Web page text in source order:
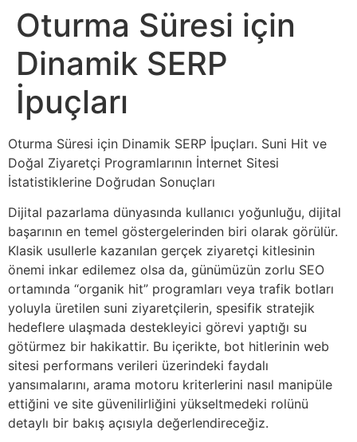
Oturma Süresi için
Dinamik SERP
İpuçları
Oturma Süresi için Dinamik SERP İpuçları. Suni Hit ve
Doğal Ziyaretçi Programlarının İnternet Sitesi
İstatistiklerine Doğrudan Sonuçları
Dijital pazarlama dünyasında kullanıcı yoğunluğu, dijital
başarının en temel göstergelerinden biri olarak görülür.
Klasik usullerle kazanılan gerçek ziyaretçi kitlesinin
önemi inkar edilemez olsa da, günümüzün zorlu SEO
ortamında “organik hit” programları veya trafik botları
yoluyla üretilen suni ziyaretçilerin, spesifik stratejik
hedeflere ulaşmada destekleyici görevi yaptığı su
götürmez bir hakikattir. Bu içerikte, bot hitlerinin web
sitesi performans verileri üzerindeki faydalı
yansımalarını, arama motoru kriterlerini nasıl manipüle
ettiğini ve site güvenilirliğini yükseltmedeki rolünü
detaylı bir bakış açısıyla değerlendireceğiz.